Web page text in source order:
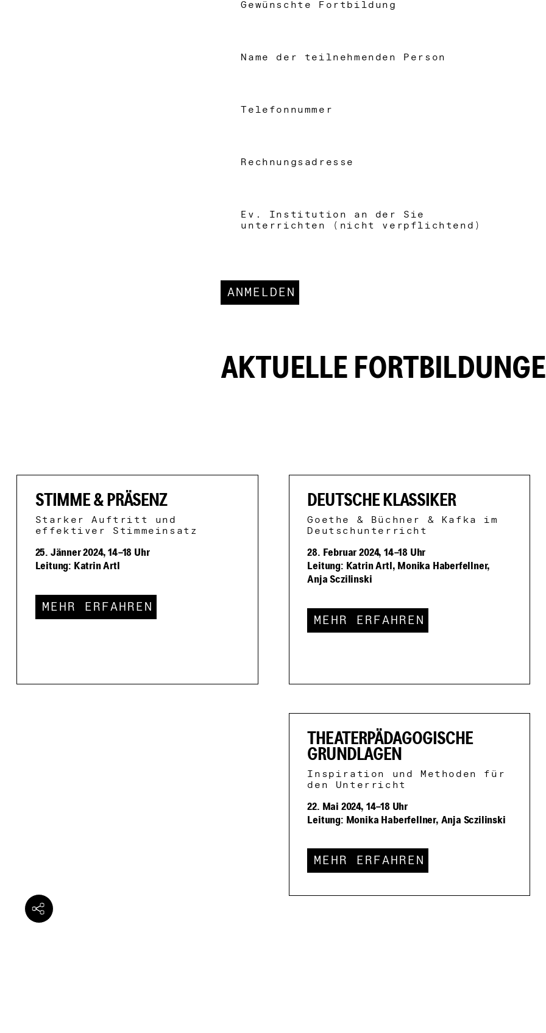
Gewünschte Fortbildung
Name der teilnehmenden Person
Telefonnummer
Rechnungsadresse
Ev. Institution an der Sie
unterrichten (nicht verpflichtend)
ANMELDEN
AKTUELLE
STIMME & PRÄSENZ
Starker Auftritt und
effektiver Stimmeinsatz
25. Jänner 2024, 14–18 Uhr
Leitung: Katrin Artl
MEHR ERFAHREN
DEUTSCHE KLASSIKER
Goethe & Büchner & Kafka im
Deutschunterricht
28. Februar 2024, 14–18 Uhr
Leitung: Katrin Artl, Monika Haberfellner,
Anja Sczilinski
MEHR ERFAHREN
THEATERPÄDAGOGISCHE
GRUNDLAGEN
Inspiration und Methoden für
den Unterricht
22. Mai 2024, 14–18 Uhr
Leitung: Monika Haberfellner, Anja Sczilinski
MEHR ERFAHREN